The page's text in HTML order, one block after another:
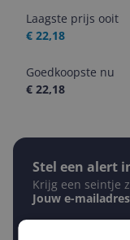
Laagste prijs ooit
€ 22,18
Goedkoopste nu
€ 22,18
Stel een alert
Krijg een seintje
Jouw e-mailadres